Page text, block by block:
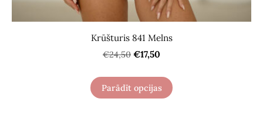
Krūšturis 841 Melns
€24,50 €17,50
Parādīt opcijas